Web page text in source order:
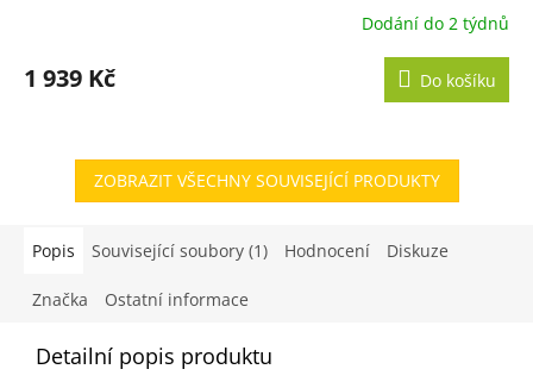
Dodání do 2 týdnů
1 939 Kč Do košíku
ZOBRAZIT VŠECHNY SOUVISEJÍCÍ PRODUKTY
Popis Související soubory (1) Hodnocení Diskuze
Značka Ostatní informace
Detailní popis produktu